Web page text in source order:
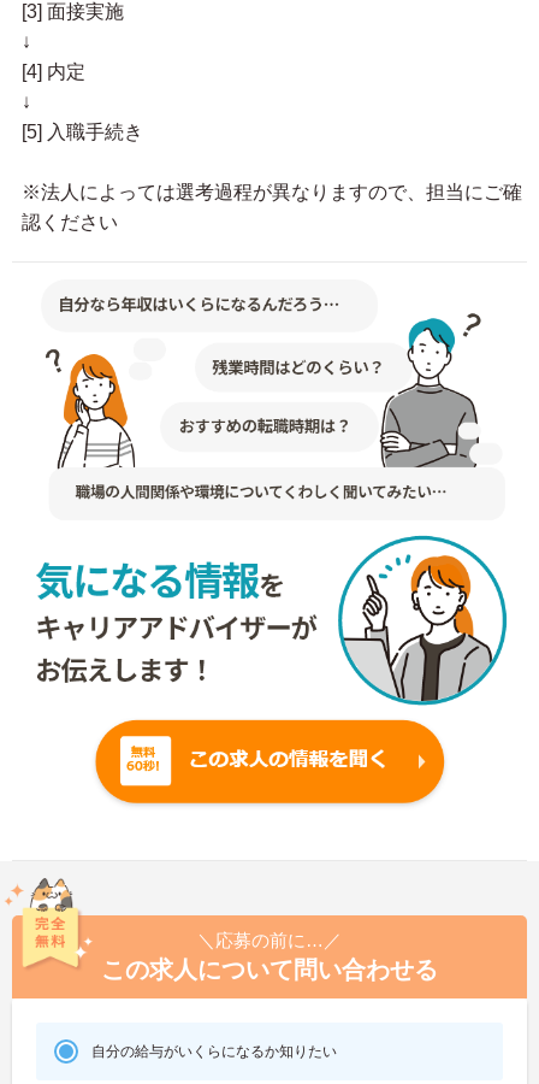
[3] 面接実施
↓
[4] 内定
↓
[5] 入職手続き
※法人によっては選考過程が異なりますので、担当にご確
認ください
＼応募の前に…／
この求人について問い合わせる
自分の給与がいくらになるか知りたい